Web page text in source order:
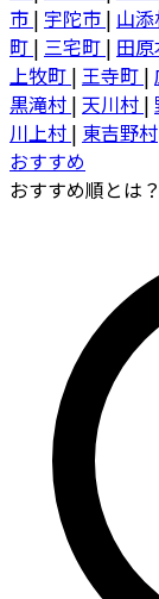
市 | 宇陀市 | 山
町 | 三宅町 | 田
上牧町 | 王寺町 |
黒滝村 | 天川村 |
川上村 | 東吉野村
おすすめ
おすすめ順とは？